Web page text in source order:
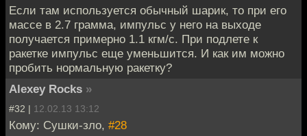
Если там используется обычный шарик, то при его
массе в 2.7 грамма, импульс у него на выходе
получается примерно 1.1 кгм/с. При подлете к
ракетке импульс еще уменьшится. И как им можно
пробить нормальную ракетку?
Alexey Rocks »
#32 | 12.02.13 13:12
Кому: Сушки-зло, #28